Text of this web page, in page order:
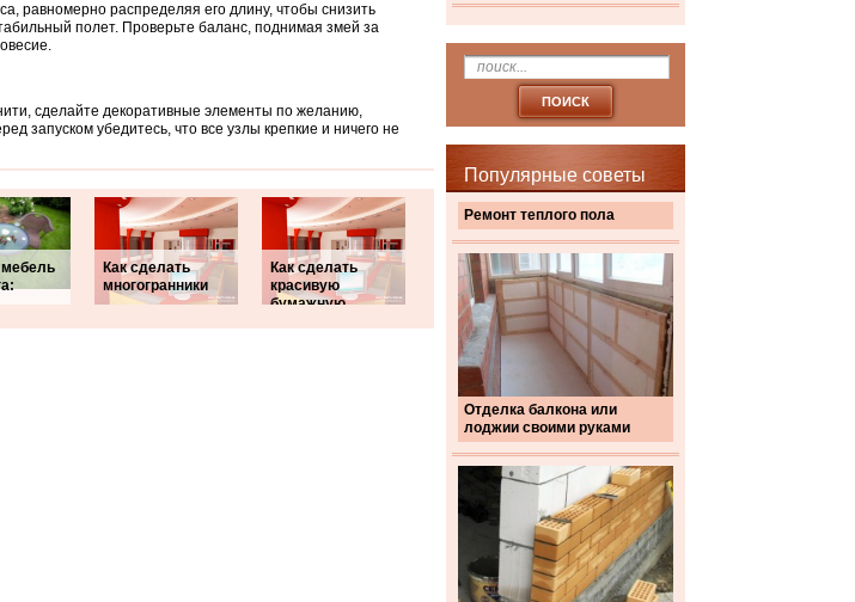
Популярные советы
Ремонт теплого пола
Отделка балкона или
лоджии своими руками
равномерно распределяя его длину, чтобы снизить
полет. Проверьте баланс, поднимая змей за
сделайте декоративные элементы по желанию,
запуском убедитесь, что все узлы крепкие и ничего не
Как сделать
многогранники
Как сделать
красивую
бумажную